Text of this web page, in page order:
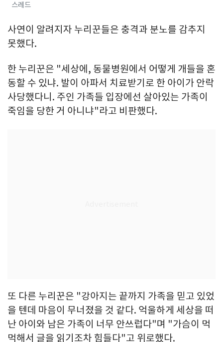
스레드
사연이 알려지자 누리꾼들은 충격과 분노를 감추지
못했다.
한 누리꾼은 "세상에, 동물병원에서 어떻게 개들을 혼
동할 수 있냐. 발이 아파서 치료받기로 한 아이가 안락
사당했다니. 주인 가족들 입장에선 살아있는 가족이
죽임을 당한 거 아니냐"라고 비판했다.
또 다른 누리꾼은 "강아지는 끝까지 가족을 믿고 있었
을 텐데 마음이 무너졌을 것 같다. 억울하게 세상을 떠
난 아이와 남은 가족이 너무 안쓰럽다"며 "가슴이 먹
먹해서 글을 읽기조차 힘들다"고 위로했다.